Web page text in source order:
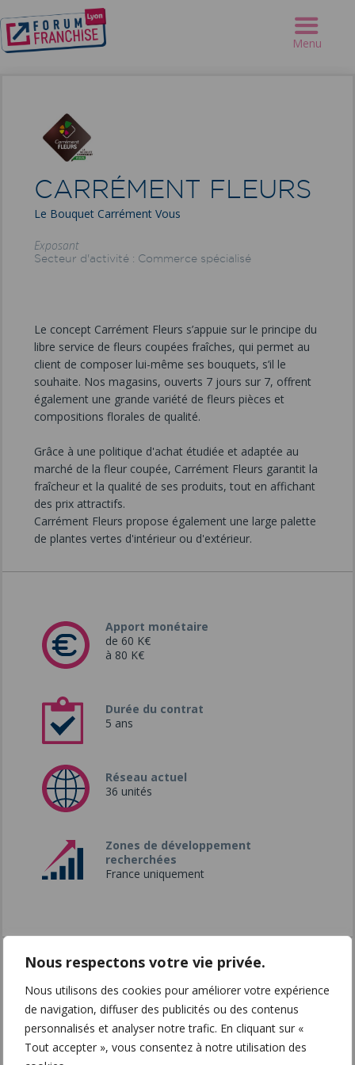
Nous respectons votre vie privée.
Nous utilisons des cookies pour améliorer votre expérience
de navigation, diffuser des publicités ou des contenus
personnalisés et analyser notre trafic. En cliquant sur «
Tout accepter », vous consentez à notre utilisation des
Forum Franchise Lyon>
CARRÉMENT FLEURS
Le Bouquet Carrément Vous
Exposant
Secteur d'activité : Commerce spécialisé
Le concept Carrément Fleurs s’appuie sur le principe du
libre service de fleurs coupées fraîches, qui permet au
client de composer lui-même ses bouquets, s’il le
souhaite. Nos magasins, ouverts 7 jours sur 7, offrent
également une grande variété de fleurs pièces et
compositions florales de qualité.
Grâce à une politique d'achat étudiée et adaptée au
marché de la fleur coupée, Carrément Fleurs garantit la
fraîcheur et la qualité de ses produits, tout en affichant
des prix attractifs.
Carrément Fleurs propose également une large palette
de plantes vertes d'intérieur ou d'extérieur.
Apport monétaire
de 60 K€
à 80 K€
Durée du contrat
5 ans
Réseau actuel
36 unités
Zones de développement
recherchées
France uniquement
Siège social
GROUPE CARRÉMENT FLEURS
39, Boulevard Edouard Lacour
47000 AGEN
http://carrementfleurs.com
Menu